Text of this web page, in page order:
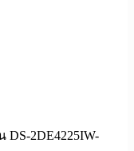
DS-2DE4225IW-